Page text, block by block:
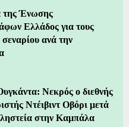
Ένωσης
Ελλάδος για τους
σεναρίου ανά την
Νεκρός ο διεθνής
Ντέιβιντ Οβόρι μετά
στην Καμπάλα